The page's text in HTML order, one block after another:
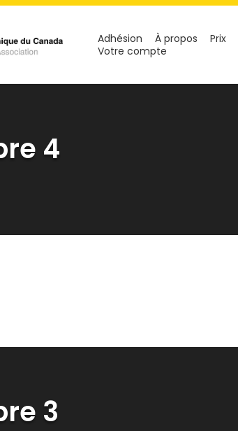
Adhésion À propos Prix
Votre compte
4
3